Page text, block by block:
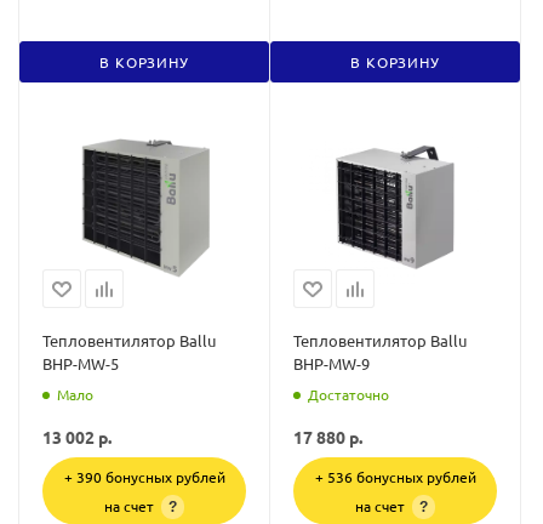
В КОРЗИНУ В КОРЗИНУ
Тепловентилятор Ballu
BHP-MW-5
Мало
13 002 р.
+ 390 бонусных рублей
на счет
?
Тепловентилятор Ballu
BHP-MW-9
Достаточно
17 880 р.
+ 536 бонусных рублей
на счет
?